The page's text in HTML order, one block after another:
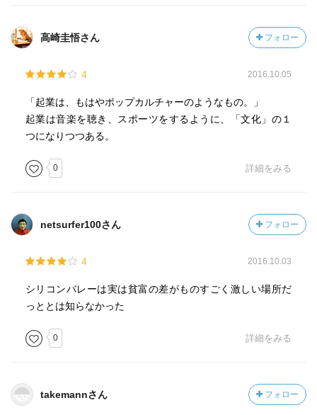
高崎圭悟さん フォロー
4 2016.10.05
「起業は、もはやポップカルチャーのようなもの。」
起業は音楽を聴き、スポーツをするように、「文化」の１
つになりつつある。
0 詳細をみる
netsurfer100さん フォロー
4 2016.10.03
シリコンバレーは実は貧富の差がものすごく激しい場所だ
っととは知らなかった
0 詳細をみる
takemannさん フォロー